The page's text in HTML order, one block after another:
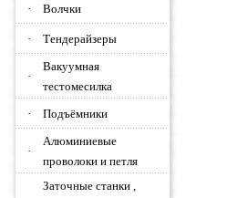
·
Волчки
· Тендерайзеры
·
Вакуумная
тестомесилка
·
Подъёмники
·
Алюминиевые
проволоки и петля
Заточные станки ,